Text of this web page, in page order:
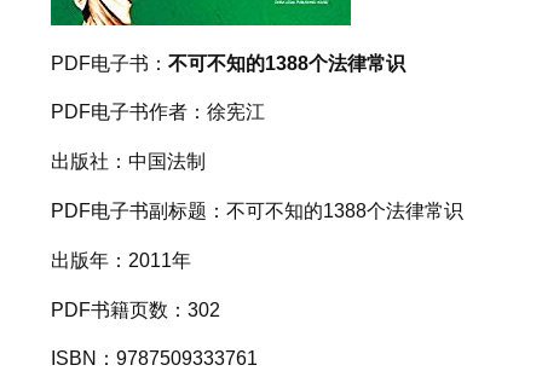
PDF电子书： 不可不知的1388个法律常识
PDF电子书作者：徐宪江
出版社：中国法制
PDF电子书副标题：不可不知的1388个法律常识
出版年：2011年
PDF书籍页数：302
ISBN：9787509333761